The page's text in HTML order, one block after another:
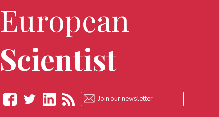
European
Scientist